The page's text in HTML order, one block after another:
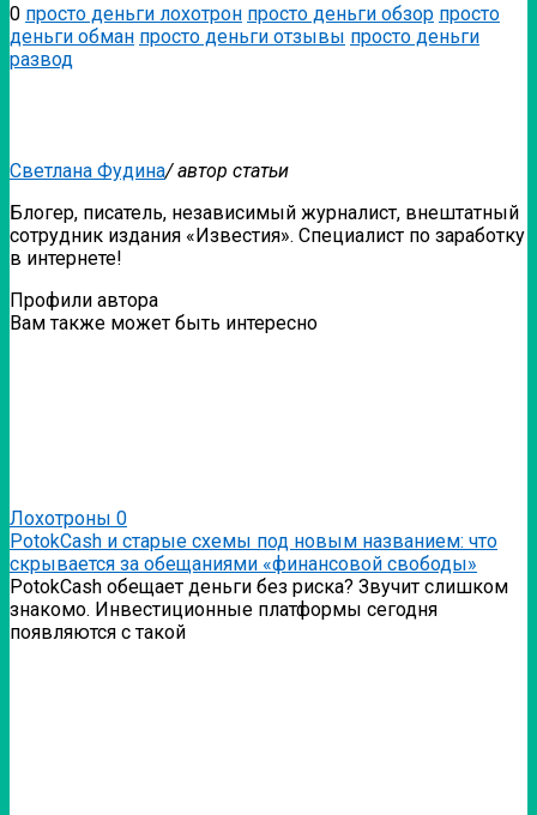
0 просто деньги лохотрон просто деньги обзор просто
деньги обман просто деньги отзывы просто деньги
развод
Светлана Фудина/ автор статьи
Блогер, писатель, независимый журналист, внештатный
сотрудник издания «Известия». Специалист по заработку
в интернете!
Профили автора
Вам также может быть интересно
Лохотроны 0
PotokCash и старые схемы под новым названием: что
скрывается за обещаниями «финансовой свободы»
PotokCash обещает деньги без риска? Звучит слишком
знакомо. Инвестиционные платформы сегодня
появляются с такой